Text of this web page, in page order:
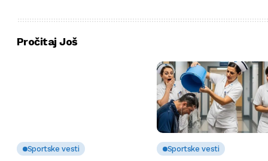
Pročitaj Još
Sportske vesti Sportske vesti